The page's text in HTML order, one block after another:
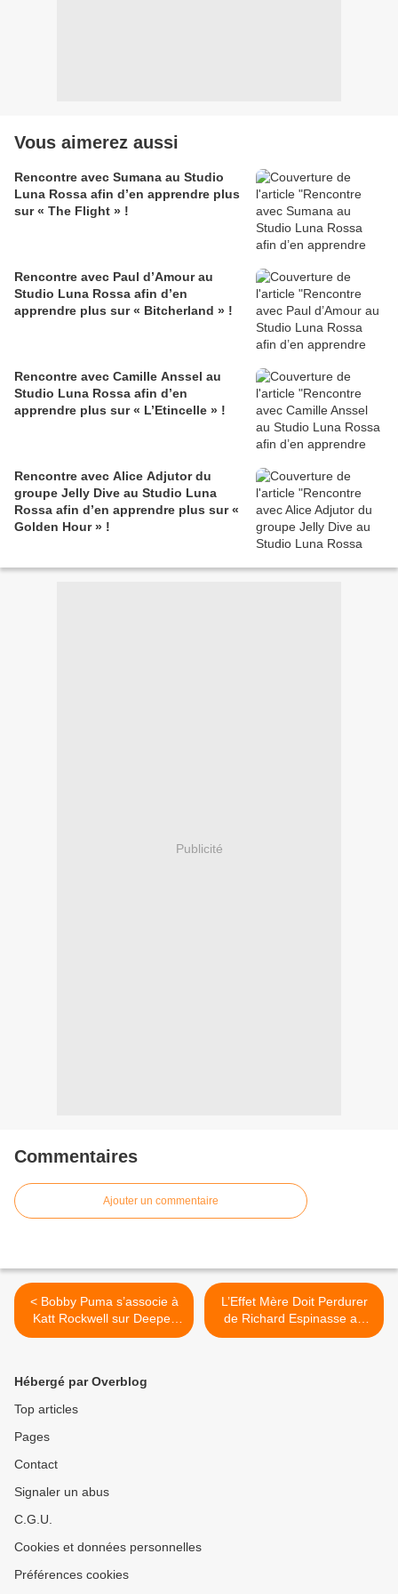
Vous aimerez aussi
Rencontre avec Sumana au Studio
Luna Rossa afin d’en apprendre plus
sur « The Flight » !
Rencontre avec Paul d’Amour au
Studio Luna Rossa afin d’en
apprendre plus sur « Bitcherland » !
Rencontre avec Camille Anssel au
Studio Luna Rossa afin d’en
apprendre plus sur « L’Etincelle » !
Rencontre avec Alice Adjutor du
groupe Jelly Dive au Studio Luna
Rossa afin d’en apprendre plus sur «
Golden Hour » !
Publicité
Commentaires
Ajouter un commentaire
< Bobby Puma s’associe à
Katt Rockwell sur Deeper
Than Love !
L’Effet Mère Doit Perdurer
de Richard Espinasse au
Théâtre Le Lieu, nous y
Hébergé par Overblog
Top articles
Pages
Contact
Signaler un abus
C.G.U.
Cookies et données personnelles
Préférences cookies